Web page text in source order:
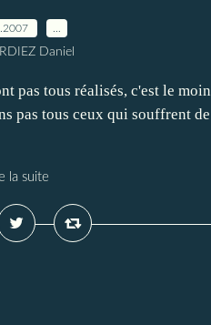
Daniel
pas tous réalisés, c'est le
pas tous ceux qui souffrent
la suite